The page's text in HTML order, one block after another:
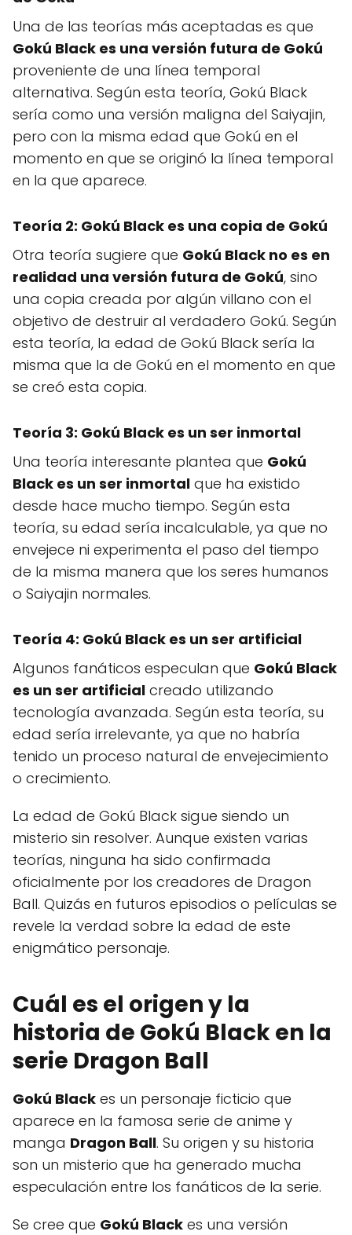
Una de las teorías más aceptadas es que
Gokú Black es una versión futura de Gokú
proveniente de una línea temporal
alternativa. Según esta teoría, Gokú Black
sería como una versión maligna del Saiyajin,
pero con la misma edad que Gokú en el
momento en que se originó la línea temporal
en la que aparece.
Teoría 2: Gokú Black es una copia de Gokú
Otra teoría sugiere que Gokú Black no es en
realidad una versión futura de Gokú, sino
una copia creada por algún villano con el
objetivo de destruir al verdadero Gokú. Según
esta teoría, la edad de Gokú Black sería la
misma que la de Gokú en el momento en que
se creó esta copia.
Teoría 3: Gokú Black es un ser inmortal
Una teoría interesante plantea que Gokú
Black es un ser inmortal que ha existido
desde hace mucho tiempo. Según esta
teoría, su edad sería incalculable, ya que no
envejece ni experimenta el paso del tiempo
de la misma manera que los seres humanos
o Saiyajin normales.
Teoría 4: Gokú Black es un ser artificial
Algunos fanáticos especulan que Gokú Black
es un ser artificial creado utilizando
tecnología avanzada. Según esta teoría, su
edad sería irrelevante, ya que no habría
tenido un proceso natural de envejecimiento
o crecimiento.
La edad de Gokú Black sigue siendo un
misterio sin resolver. Aunque existen varias
teorías, ninguna ha sido confirmada
oficialmente por los creadores de Dragon
Ball. Quizás en futuros episodios o películas se
revele la verdad sobre la edad de este
enigmático personaje.
Cuál es el origen y la
historia de Gokú Black en la
serie Dragon Ball
Gokú Black es un personaje ficticio que
aparece en la famosa serie de anime y
manga Dragon Ball. Su origen y su historia
son un misterio que ha generado mucha
especulación entre los fanáticos de la serie.
Se cree que Gokú Black es una versión